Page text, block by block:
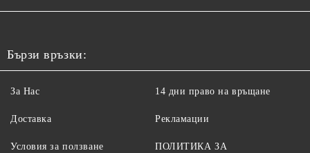
Бързи връзки:
За Нас
Доставка
Условия за ползване
14 дни право на връщане
Рекламации
ПОЛИТИКА ЗА